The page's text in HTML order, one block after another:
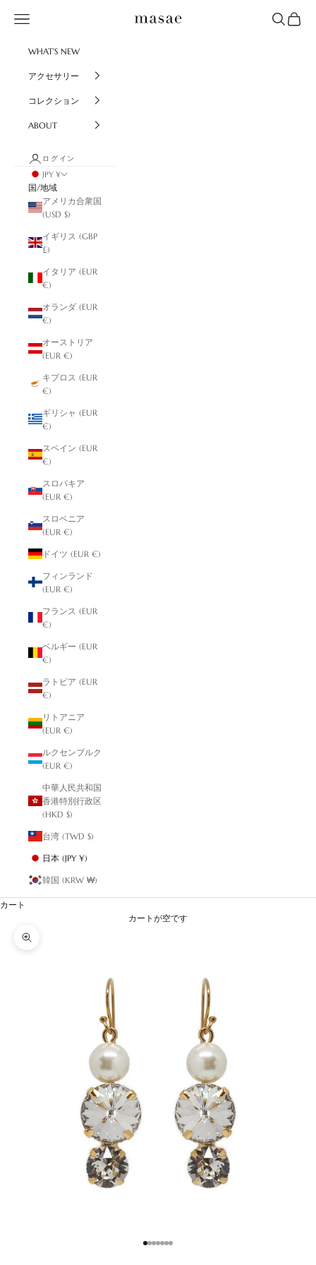
masae
メニュー 検索 カート
WHAT'S NEW
アクセサリー
コレクション
ABOUT
ログイン
JPY ¥
国/地域
アメリカ合衆国
(USD $)
イギリス (GBP
£)
イタリア (EUR
€)
オランダ (EUR
€)
オーストリア
(EUR €)
キプロス (EUR
€)
ギリシャ (EUR
€)
スペイン (EUR
€)
スロバキア
(EUR €)
スロベニア
(EUR €)
ドイツ (EUR €)
フィンランド
(EUR €)
フランス (EUR
€)
ベルギー (EUR
€)
ラトビア (EUR
€)
リトアニア
(EUR €)
ルクセンブルク
(EUR €)
中華人民共和国
香港特別行政区
(HKD $)
台湾 (TWD $)
日本 (JPY ¥)
韓国 (KRW ₩)
カート
カートが空です
ズームイン
項目に移動する 1
項目に移動する 2
項目に移動する 3
項目に移動する 4
項目に移動する 5
項目に移動する 6
項目に移動する 7